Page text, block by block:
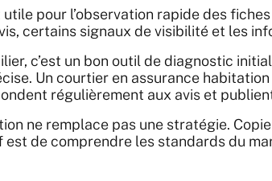
pour l’observation rapide des
certains signaux de visibilité et les
c’est un bon outil de diagnostic
Un courtier en assurance
régulièrement aux avis et
ne remplace pas une stratégie.
est de comprendre les standards du